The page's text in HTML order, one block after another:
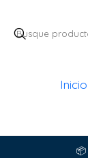
Inicio
📦